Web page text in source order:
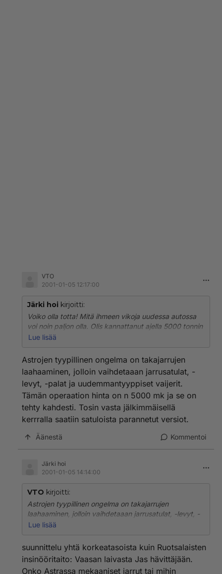
VTO
2001-01-05 12:17:00
Järki hoi kirjoitti:
Voiko olla totta! Mitä ihmeen vikoja uudessa autossa
voi noin paljon olla. Olis kannattanut ajella 5000 tonnin
autolla, eikä tuskailla uuden viallisen kanssa. Entä kun
kunnossa. Ja jos taas vaihdat sen uuteen, on väliraha
taas 20 - 30 tonnia. Ja sama rumba jatkuu. Ajattele
millä ajat?
Lue lisää
Astrojen tyypillinen ongelma on takajarrujen
laahaaminen, jolloin vaihdetaaan jarrusatulat, -
levyt, -palat ja uudemmantyyppiset vaijerit.
Tämän operaation hinta on n 5000 mk ja se on
tehty kahdesti. Tosin vasta jälkimmäisellä
kerrralla saatiin satuloista parannetut versiot.
Äänestä Kommentoi
Järki hoi
2001-01-05 14:14:00
VTO kirjoitti:
Astrojen tyypillinen ongelma on takajarrujen
laahaaminen, jolloin vaihdetaaan jarrusatulat, -levyt, -
palat ja uudemmantyyppiset vaijerit. Tämän
Tosin vasta jälkimmäisellä kerrralla saatiin satuloista
parannetut versiot.
Lue lisää
suunnittelu yhtä korkeatasoista kuin Ruotsalaisten
insinööritaito: Vaasan laivasta Jas hävittäjään.
Onko Astrassa mekaaniset jarrut tai mihin